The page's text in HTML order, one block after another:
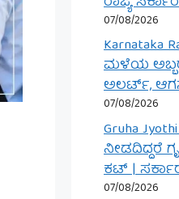
07/08/2026
Karnataka
ಮಳೆಯ
ಅಲರ್ಟ್,
07/08/2026
Gruha
ನೀಡದಿದ್ದರೆ
ಕಟ್ |
07/08/2026